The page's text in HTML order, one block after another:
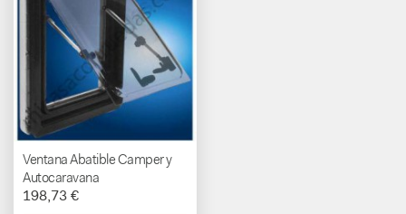
Ventana Abatible Camper y
Autocaravana
198,73 €